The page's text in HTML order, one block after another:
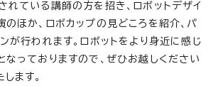
れている講師の方を招き、ロボットデザイ
ほか、ロボカップの見どころを紹介、パ
が行われます。ロボットをより身近に感じ
なっておりますので、ぜひお越しください
ます。